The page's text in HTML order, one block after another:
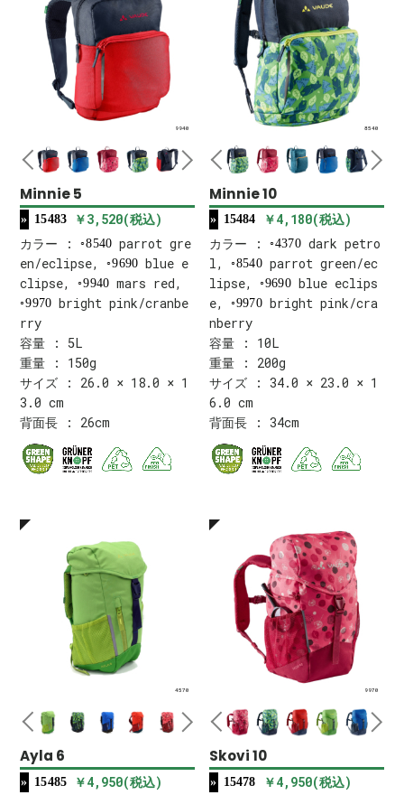
9940
Minnie 5
15483
￥3,520(税込)
カラー : 8540 parrot gre
en/eclipse, 9690 blue e
clipse, 9940 mars red,
9970 bright pink/cranbe
rry
容量 : 5L
重量 : 150g
サイズ : 26.0 × 18.0 × 1
3.0 cm
背面長 : 26cm
8540
Minnie 10
15484
￥4,180(税込)
カラー : 4370dark petro
l, 8540parrot green/ec
lipse, 9690blue eclips
e, 9970bright pink/cra
nberry
容量 : 10L
重量 : 200g
サイズ : 34.0 × 23.0 × 1
6.0 cm
背面長 : 34cm
4570
Ayla 6
15485
￥4,950(税込)
9970
Skovi 10
15478
￥4,950(税込)